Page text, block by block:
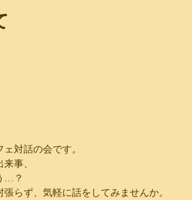
対話の会です。
事、
…？
らず、気軽に話をしてみませんか。